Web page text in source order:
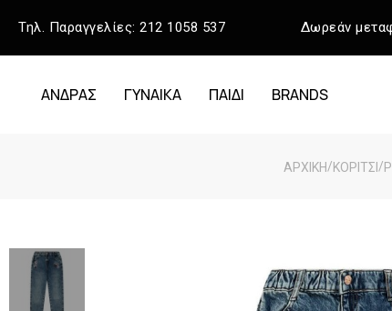
Τηλ. Παραγγελίες: 212 1058 537 Δωρεάν
ΑΝΔΡΑΣ ΓΥΝΑΙΚΑ ΠΑΙΔΙ BRANDS
ΑΡΧΙΚΉ/ΚΟΡΙΤΣΙ /